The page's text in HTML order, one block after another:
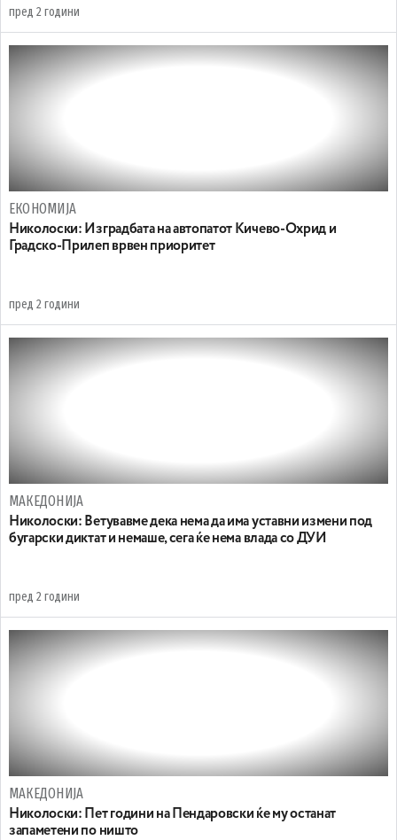
пред 2 години
ЕКОНОМИЈА
Николоски: Изградбата на автопатот Кичево-Охрид и
Градско-Прилеп врвен приоритет
пред 2 години
МАКЕДОНИЈА
Николоски: Ветувавме дека нема да има уставни измени под
бугарски диктат и немаше, сега ќе нема влада со ДУИ
пред 2 години
МАКЕДОНИЈА
Николоски: Пет години на Пендаровски ќе му останат
запаметени по ништо